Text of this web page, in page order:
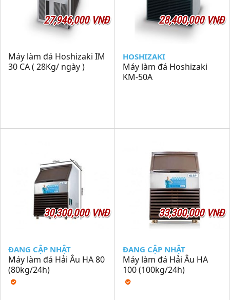
27,946,000 VNĐ
Máy làm đá Hoshizaki IM
30 CA ( 28Kg/ ngày )
28,400,000 VNĐ
HOSHIZAKI
Máy làm đá Hoshizaki
KM-50A
30,300,000 VNĐ
ĐANG CẬP NHẬT
Máy làm đá Hải Âu HA 80
(80kg/24h)
33,300,000 VNĐ
ĐANG CẬP NHẬT
Máy làm đá Hải Âu HA
100 (100kg/24h)